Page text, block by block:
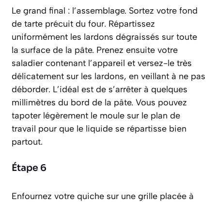
Le grand final : l’assemblage. Sortez votre fond
de tarte précuit du four. Répartissez
uniformément les lardons dégraissés sur toute
la surface de la pâte. Prenez ensuite votre
saladier contenant l’appareil et versez-le très
délicatement sur les lardons, en veillant à ne pas
déborder. L’idéal est de s’arrêter à quelques
millimètres du bord de la pâte. Vous pouvez
tapoter légèrement le moule sur le plan de
travail pour que le liquide se répartisse bien
partout.
Étape 6
Enfournez votre quiche sur une grille placée à